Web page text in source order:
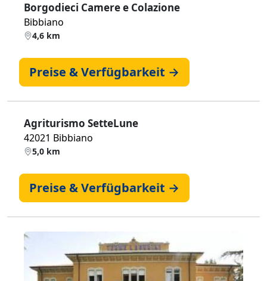
Borgodieci Camere e Colazione
Bibbiano
4,6 km
Preise & Verfügbarkeit →
Agriturismo SetteLune
42021 Bibbiano
5,0 km
Preise & Verfügbarkeit →